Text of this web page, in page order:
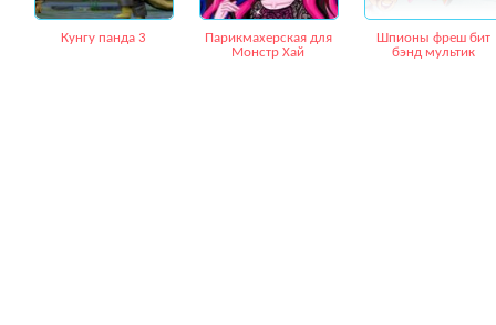
Кунгу панда 3
Парикмахерская для
Монстр Хай
Шпионы фреш бит
бэнд мультик